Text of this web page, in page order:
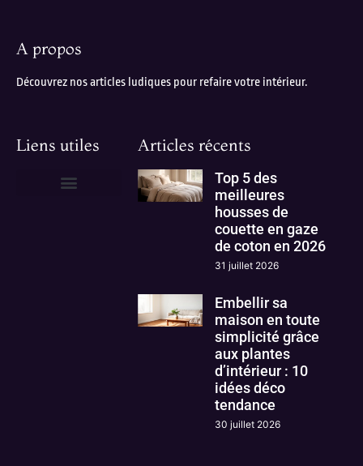
A propos
Découvrez nos articles ludiques pour refaire votre intérieur.
Liens utiles Articles récents
Top 5 des
meilleures
housses de
couette en gaze
de coton en 2026
31 juillet 2026
Embellir sa
maison en toute
simplicité grâce
aux plantes
d’intérieur : 10
idées déco
tendance
30 juillet 2026